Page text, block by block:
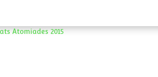
Atomiades 2015